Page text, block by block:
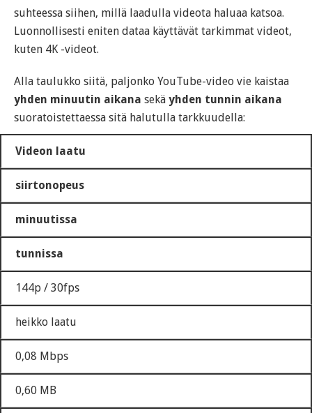
suhteessa siihen, millä laadulla videota haluaa katsoa.
Luonnollisesti eniten dataa käyttävät tarkimmat videot,
kuten 4K -videot.
Alla taulukko siitä, paljonko YouTube-video vie kaistaa
yhden minuutin aikana sekä yhden tunnin aikana
suoratoistettaessa sitä halutulla tarkkuudella:
Videon laatu
siirtonopeus
minuutissa
tunnissa
144p / 30fps
heikko laatu
0,08 Mbps
0,60 MB